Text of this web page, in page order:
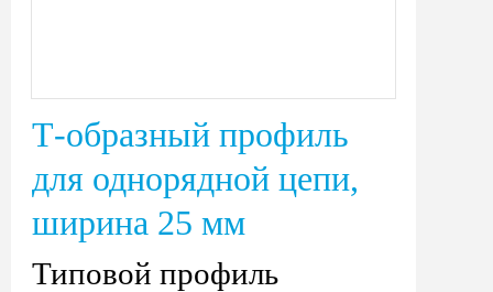
Т-образный профиль
для однорядной цепи,
ширина 25 мм
Типовой профиль